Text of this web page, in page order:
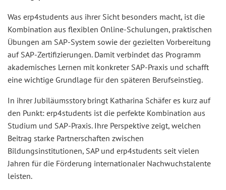
Was erp4students aus ihrer Sicht besonders macht, ist die
Kombination aus flexiblen Online-Schulungen, praktischen
Übungen am SAP-System sowie der gezielten Vorbereitung
auf SAP-Zertifizierungen. Damit verbindet das Programm
akademisches Lernen mit konkreter SAP-Praxis und schafft
eine wichtige Grundlage für den späteren Berufseinstieg.
In ihrer Jubiläumsstory bringt Katharina Schäfer es kurz auf
den Punkt: erp4students ist die perfekte Kombination aus
Studium und SAP-Praxis. Ihre Perspektive zeigt, welchen
Beitrag starke Partnerschaften zwischen
Bildungsinstitutionen, SAP und erp4students seit vielen
Jahren für die Förderung internationaler Nachwuchstalente
leisten.